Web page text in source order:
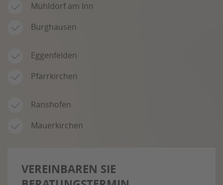
Mühldorf am Inn
Burghausen
Eggenfelden
Pfarrkirchen
Ranshofen
Mauerkirchen
VEREINBAREN SIE